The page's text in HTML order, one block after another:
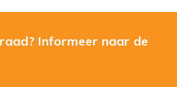
Informeer naar de